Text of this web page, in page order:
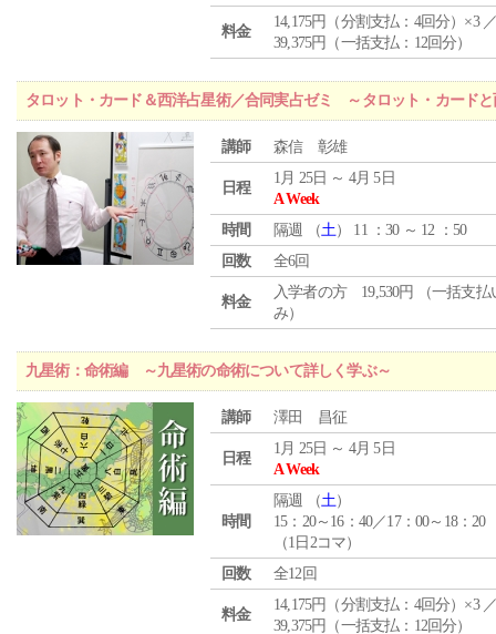
料金
14,175円（分割支払：4回分）×3
39,375円（一括支払：12回分）
タロット・カード＆西洋占星術／合同実占ゼミ ～タロット・カード
講師 森信 彰雄
日程
1月 25日 ～ 4月 5日
A Week
時間
隔週 （土） 11 ：30 ～ 12 ：50
回数
全6回
料金
入学者の方 19,530円 （一括支払
み）
九星術：命術編 ～九星術の命術について詳しく学ぶ～
講師 澤田 昌征
日程
1月 25日 ～ 4月 5日
A Week
時間
隔週 （土）
15：20～16：40／17：00～18：20
（1日2コマ）
回数
全12回
料金
14,175円（分割支払：4回分）×3
39,375円（一括支払：12回分）